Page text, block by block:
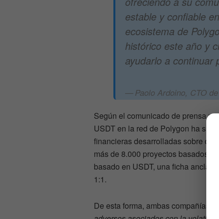
estable y confiable
ecosistema de
histórico este año y
ayudarlo a continuar
Paolo Ardoino, CTO de
Según el comunicado de prensa
USDT en la red de Polygon ha
financieras desarrolladas sobre
más de 8.000 proyectos basados
basado en USDT, una ficha
1:1.
De esta forma, ambas compañías